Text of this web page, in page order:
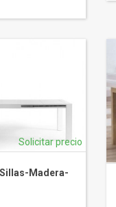
Madera-
Solicitar precio